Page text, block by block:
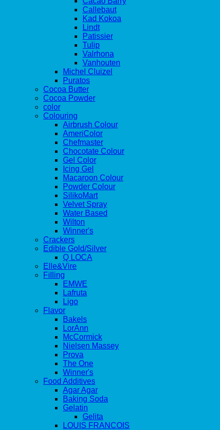
Callebaut
Kad Kokoa
Lindt
Patissier
Tulip
Valrhona
Vanhouten
Michel Cluizel
Puratos
Cocoa Butter
Cocoa Powder
color
Colouring
Airbrush Colour
AmeriColor
Chefmaster
Chocotate Colour
Gel Color
Icing Gel
Macaroon Colour
Powder Colour
SilikoMart
Velvet Spray
Water Based
Wilton
Winner's
Crackers
Edible Gold/Silver
Q LOCA
Elle&Vire
Filling
EMWE
Lafruta
Ligo
Flavor
Bakels
LorAnn
McCormick
Nielsen Massey
Prova
The One
Winner's
Food Additives
Agar Agar
Baking Soda
Gelatin
Gelita
LOUIS FRANCOIS